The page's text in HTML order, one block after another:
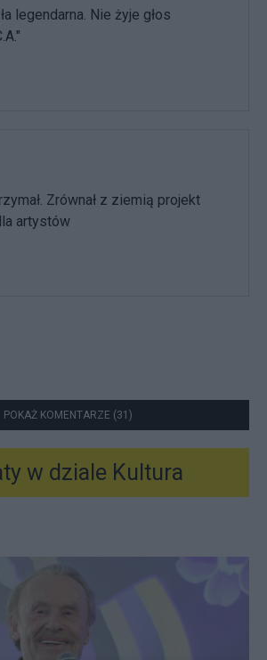
legendarna. Nie żyje głos
Zrównał z ziemią projekt
artystów
POKAŻ KOMENTARZE (31)
w dziale Kultura